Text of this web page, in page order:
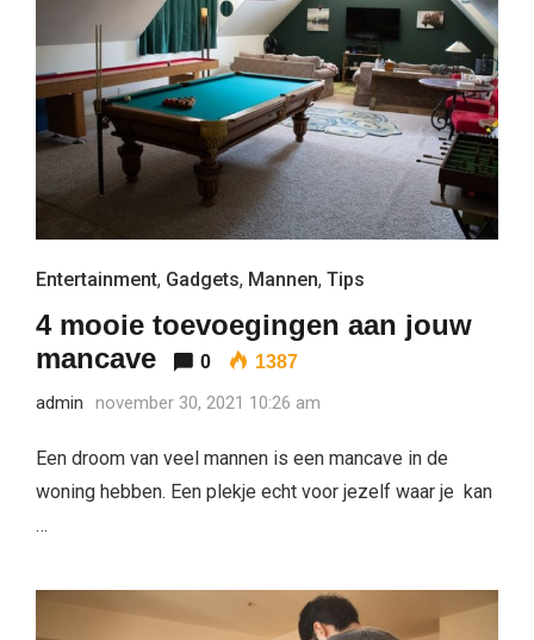
Entertainment, Gadgets, Mannen, Tips
4 mooie toevoegingen aan jouw
mancave
0 1387
admin november 30, 2021 10:26 am
Een droom van veel mannen is een mancave in de
woning hebben. Een plekje echt voor jezelf waar je kan
…